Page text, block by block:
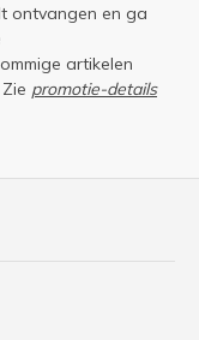
ontvangen en ga
artikelen
promotie-details